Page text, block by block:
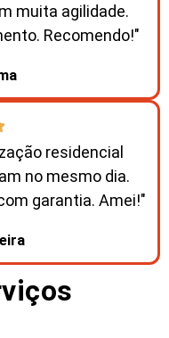
muita agilidade.
Recomendo!"
residencial
no mesmo dia.
garantia. Amei!"